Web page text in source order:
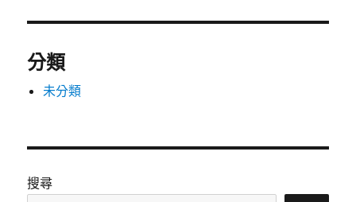
分類
未分類
搜尋